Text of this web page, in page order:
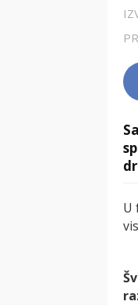
U